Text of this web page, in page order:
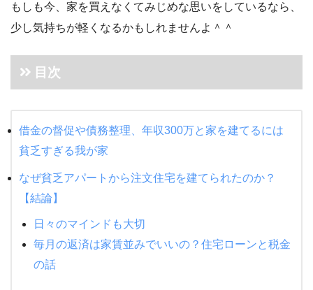
もしも今、家を買えなくてみじめな思いをしているなら、
少し気持ちが軽くなるかもしれませんよ＾＾
目次
借金の督促や債務整理、年収300万と家を建てるには
貧乏すぎる我が家
なぜ貧乏アパートから注文住宅を建てられたのか？
【結論】
日々のマインドも大切
毎月の返済は家賃並みでいいの？住宅ローンと税金
の話